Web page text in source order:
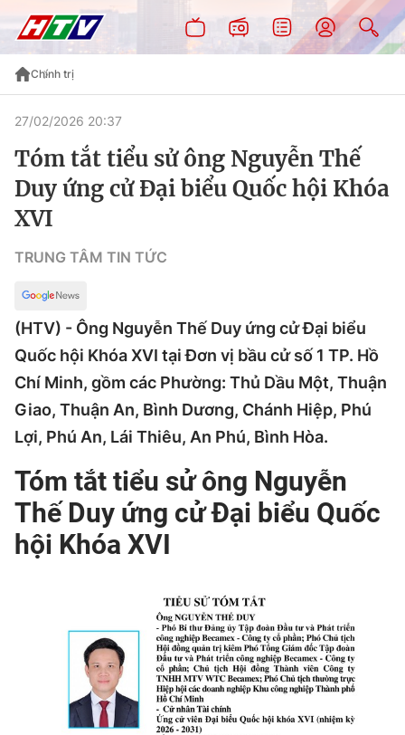
Chính trị
27/02/2026 20:37
Tóm tắt tiểu sử ông Nguyễn Thế
Duy ứng cử Đại biểu Quốc hội Khóa
XVI
TRUNG TÂM TIN TỨC
(HTV) - Ông Nguyễn Thế Duy ứng cử Đại biểu
Quốc hội Khóa XVI tại Đơn vị bầu cử số 1 TP. Hồ
Chí Minh, gồm các Phường: Thủ Dầu Một, Thuận
Giao, Thuận An, Bình Dương, Chánh Hiệp, Phú
Lợi, Phú An, Lái Thiêu, An Phú, Bình Hòa.
Tóm tắt tiểu sử ông Nguyễn
Thế Duy ứng cử Đại biểu Quốc
hội Khóa XVI